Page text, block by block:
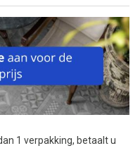
1 verpakking, betaalt u